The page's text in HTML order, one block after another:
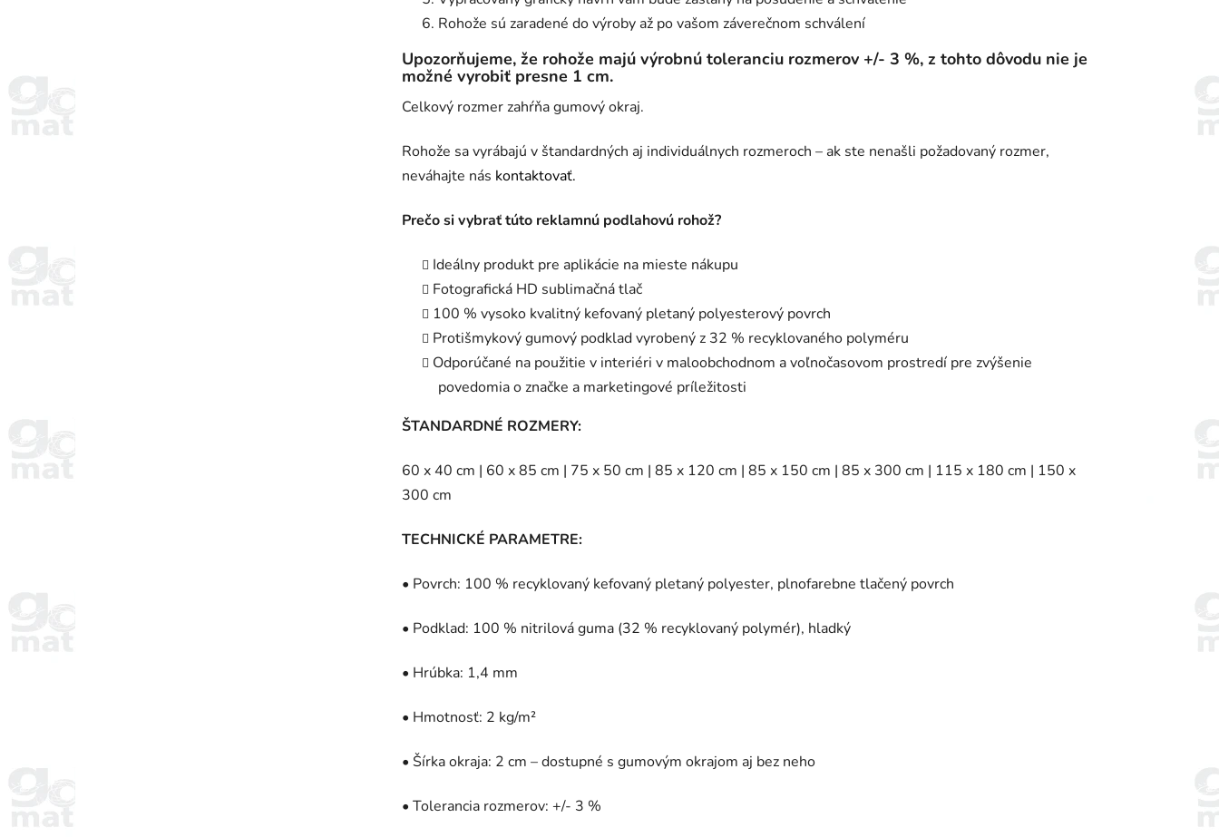
Rohože sú zaradené do výroby až po vašom záverečnom schválení
Upozorňujeme, že rohože majú výrobnú toleranciu rozmerov +/- 3 %, z tohto dôvodu nie je
možné vyrobiť presne 1 cm.
Celkový rozmer zahŕňa gumový okraj.
Rohože sa vyrábajú v štandardných aj individuálnych rozmeroch – ak ste nenašli požadovaný rozmer,
neváhajte nás kontaktovať.
Prečo si vybrať túto reklamnú podlahovú rohož?
Ideálny produkt pre aplikácie na mieste nákupu
Fotografická HD sublimačná tlač
100 % vysoko kvalitný kefovaný pletaný polyesterový povrch
Protišmykový gumový podklad vyrobený z 32 % recyklovaného polyméru
Odporúčané na použitie v interiéri v maloobchodnom a voľnočasovom prostredí pre zvýšenie
povedomia o značke a marketingové príležitosti
ŠTANDARDNÉ ROZMERY:
60 x 40 cm | 60 x 85 cm | 75 x 50 cm | 85 x 120 cm | 85 x 150 cm | 85 x 300 cm | 115 x 180 cm | 150 x
300 cm
TECHNICKÉ PARAMETRE:
• Povrch: 100 % recyklovaný kefovaný pletaný polyester, plnofarebne tlačený povrch
• Podklad: 100 % nitrilová guma (32 % recyklovaný polymér), hladký
• Hrúbka: 1,4 mm
• Hmotnosť: 2 kg/m²
• Šírka okraja: 2 cm – dostupné s gumovým okrajom aj bez neho
• Tolerancia rozmerov: +/- 3 %